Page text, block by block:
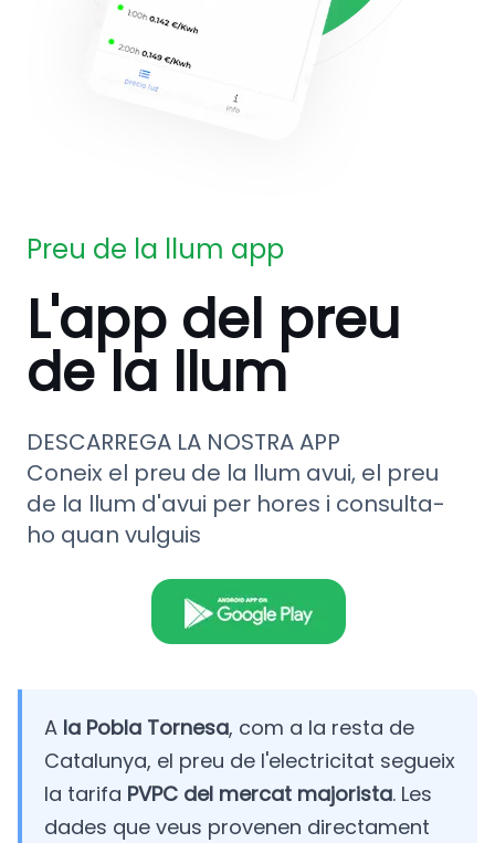
Preu de la llum app
L'app del preu
de la llum
DESCARREGA LA NOSTRA APP
Coneix el preu de la llum avui, el preu
de la llum d'avui per hores i consulta-
ho quan vulguis
A la Pobla Tornesa, com a la resta de
Catalunya, el preu de l'electricitat segueix
la tarifa PVPC del mercat majorista. Les
dades que veus provenen directament